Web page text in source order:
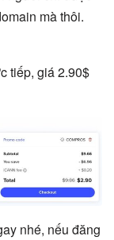
mà thôi.
tiếp, giá 2.90$
nhé, nếu đăng